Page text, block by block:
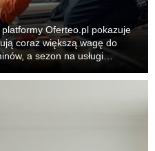
Oferteo.pl pokazuje
coraz większą wagę do
a sezon na usługi
2024 i 2025 t...